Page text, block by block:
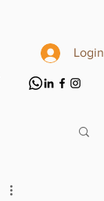
Login